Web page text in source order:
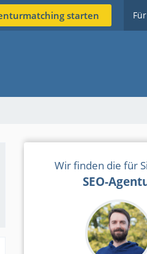
starten
Wir finden die für
SEO-